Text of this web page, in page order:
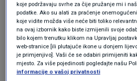
tahikardije je potrebno da
smiriti aritmiju srca. Važno
kod mlađih ljudi ili sportaša
niži od normalnih vrijednosti.
koje podržavaju svrhe za čije pružanje mi i
podatke. Ako su alati za praćenje
koje vidite možda više neće biti toliko
na ovaj izbornik kako biste izmijenili svoje
bilo kojem trenutku klikom na Upravljaj
web-stranice [ili plutajuće ikone u donjem
je primjenjivo]. Vaši će se odabiri primijeniti
mjesto. Za više pojedinosti pogledajte našu
informacije o vašoj privatnosti